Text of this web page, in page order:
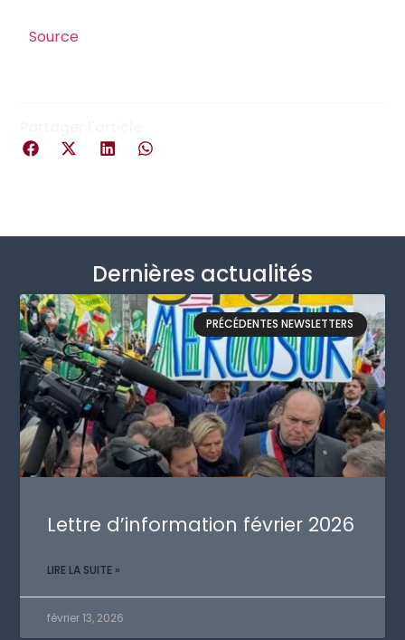
Source
Dernières actualités
PRÉCÉDENTES NEWSLETTERS
Lettre d’information février 2026
LIRE LA SUITE »
février 13, 2026